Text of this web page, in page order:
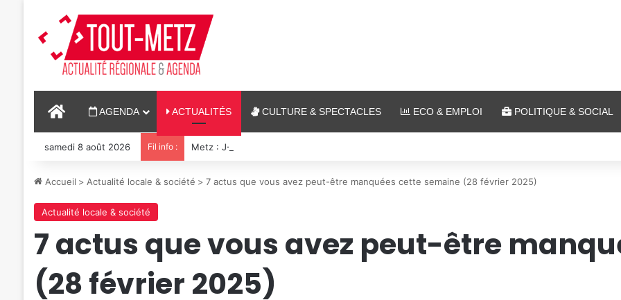
ACCUEILAGENDA ACTUALITÉS CULTURE & SPECTACLES ECO & EMPLOI POLITIQUE & SOCIAL
samedi 8 août 2026 Fil info : Metz : J-1 avant le cinéma plein air au Plan d’Eau
Accueil > Actualité locale & société > 7 actus que vous avez peut-être manquées cette semaine (28 février 2025)
Actualité locale & société
7 actus que vous avez peut-être
(28 février 2025)